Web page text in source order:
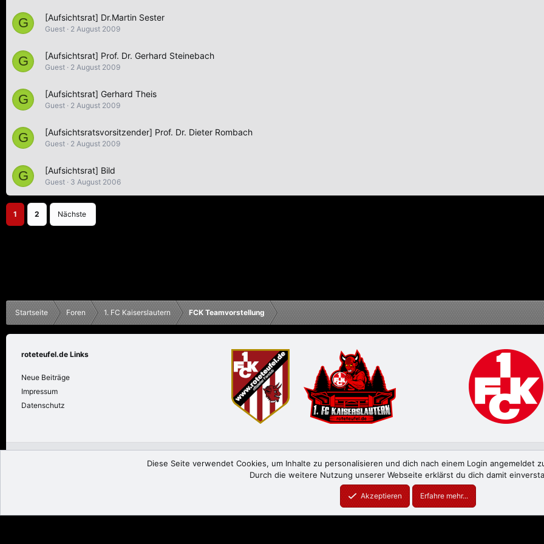
G [Aufsichtsrat] Dr.Martin Sester
Guest 2 August 2009
G [Aufsichtsrat] Prof. Dr. Gerhard Steinebach
Guest 2 August 2009
G [Aufsichtsrat] Gerhard Theis
Guest 2 August 2009
G [Aufsichtsratsvorsitzender] Prof. Dr. Dieter Rombach
Guest 2 August 2009
G [Aufsichtsrat] Bild
Guest 3 August 2006
1 2 Nächste
Startseite Foren 1. FC Kaiserslautern FCK Teamvorstellung
roteteufel.de Links
Neue Beiträge
Impressum
Datenschutz
Deutsch
XenForo theme
Diese Seite verwendet Cookies, um Inhalte zu personalisieren und dich nach einem Login angemeldet
Durch die weitere Nutzung unserer Webseite erklärst du dich damit
Akzeptieren Erfahre mehr...